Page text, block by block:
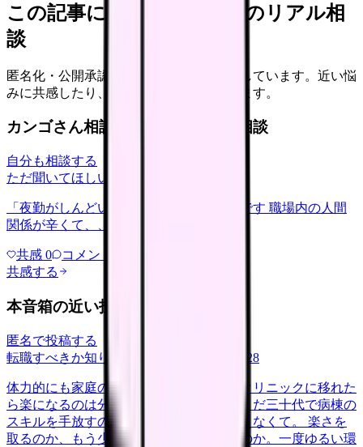
この記事に近い看護師さんのリアル相
談
匿名化・公開承認済みの本音だけを表示しています。近い悩
みに共感したり、自分の状況を投稿できます。
カンゴさん相談室から共有された相談
自分も相談する
ただ聞いてほしい
「夜勤がしんどい」について相談したいです 職場内の人間
関係が辛くて、、、
共感 0 コメント
共感する
本音箱の近い投稿
匿名で投稿する
転職すべきか知りたい
2026/6/28
体力的にも家庭の都合でも、日勤中心のクリニックに移れた
ら楽になるのは分かっています。ただ、まだ三十代で病棟の
スキルを手放すのが惜しい気持ちも、消えなくて。 楽さを
取るのか、もう少し急性期で力をつけるのか。一度ゆるい環